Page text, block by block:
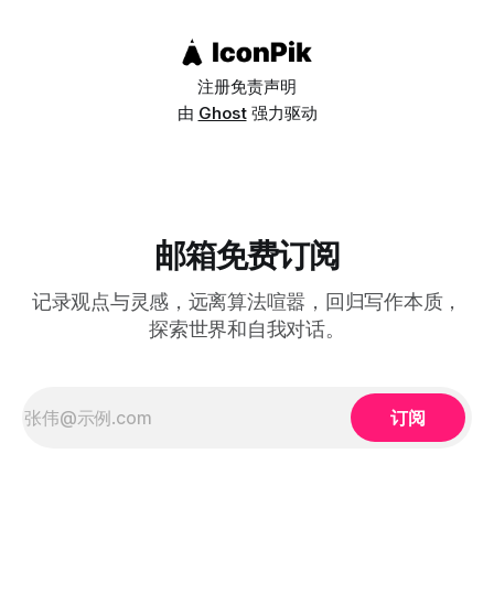
注册免责声明
由 Ghost强力驱动
邮箱免费订阅
记录观点与灵感，远离算法喧嚣，回归写作本质，
探索世界和自我对话。
订阅